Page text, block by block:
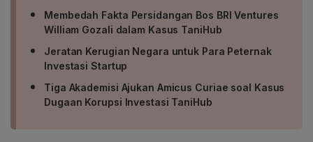
Membedah Fakta Persidangan Bos BRI Ventures
William Gozali dalam Kasus TaniHub
Jeratan Kerugian Negara untuk Para Peternak
Investasi Startup
Tiga Akademisi Ajukan Amicus Curiae soal Kasus
Dugaan Korupsi Investasi TaniHub